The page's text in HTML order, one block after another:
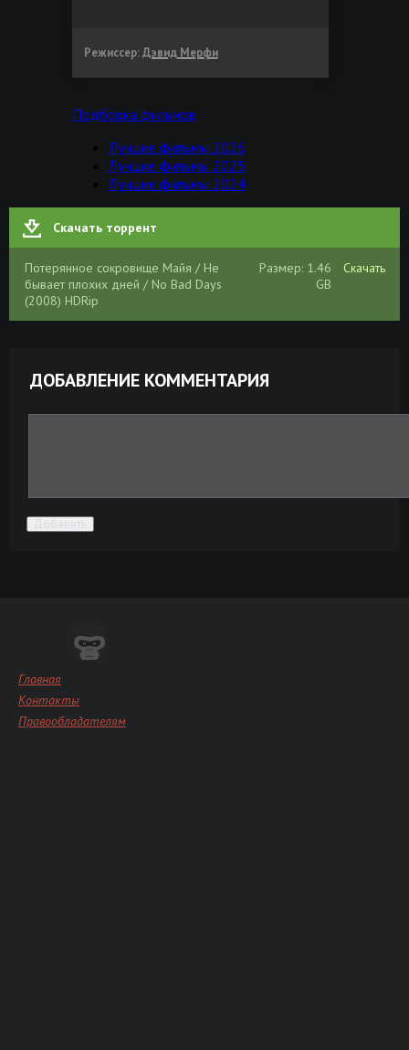
Режиссер: Дэвид Мерфи
Подборка фильмов
Лучшие фильмы 2026
Лучшие фильмы 2025
Лучшие фильмы 2024
Скачать торрент
Потерянное сокровище Майя / Не
бывает плохих дней / No Bad Days
(2008) HDRip
Размер: 1.46
GB
Скачать
ДОБАВЛЕНИЕ КОММЕНТАРИЯ
Добавить
Главная
Контакты
Правообладателям